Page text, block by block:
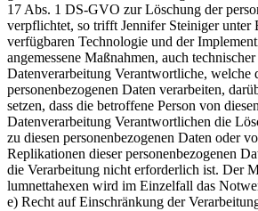
17 Abs. 1 DS-GVO zur Löschung der
verpflichtet, so trifft Jennifer Steiniger unter
verfügbaren Technologie und der
angemessene Maßnahmen, auch
Datenverarbeitung Verantwortliche, welche
personenbezogenen Daten verarbeiten,
setzen, dass die betroffene Person von
Datenverarbeitung Verantwortlichen die
zu diesen personenbezogenen Daten oder
Replikationen dieser personenbezogenen
die Verarbeitung nicht erforderlich ist. Der
lumnettahexen wird im Einzelfall das
e) Recht auf Einschränkung der